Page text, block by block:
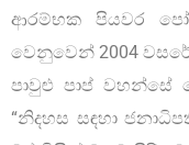
ආරම්භක පියවර
වෙනුවෙන් 2004
පාවුළු පාප් වහන්සේ
“නිදහස සඳහා